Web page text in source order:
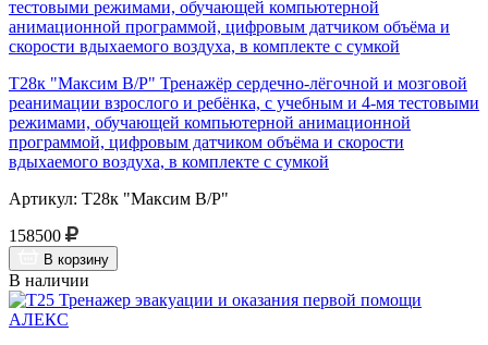
Т28к "Максим В/Р" Тренажёр сердечно-лёгочной и мозговой
реанимации взрослого и ребёнка, с учебным и 4-мя тестовыми
режимами, обучающей компьютерной анимационной
программой, цифровым датчиком объёма и скорости
вдыхаемого воздуха, в комплекте с сумкой
Артикул: Т28к "Максим В/Р"
158500
В корзину
В наличии